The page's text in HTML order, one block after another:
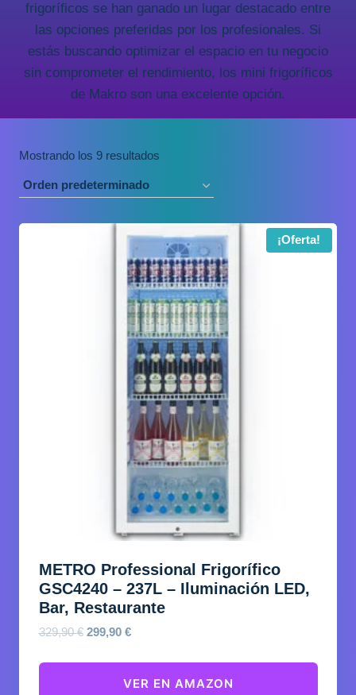
frigoríficos se han ganado un lugar destacado entre
las opciones preferidas por los profesionales. Si
estás buscando optimizar el espacio en tu negocio
sin comprometer el rendimiento, los mini frigoríficos
de Makro son una excelente opción.
Mostrando los 9 resultados
¡Oferta!
METRO Professional Frigorífico
GSC4240 – 237L – Iluminación LED,
Bar, Restaurante
329,90€ El
299,90 €El
es:
VER EN AMAZON